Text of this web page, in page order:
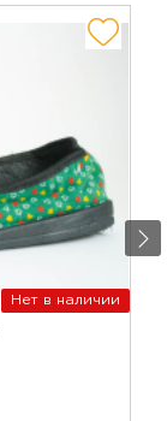
Нет в наличии